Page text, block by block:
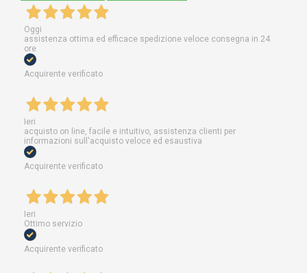
Oggi
assistenza ottima ed efficace spedizione veloce consegna in 24
ore
Acquirente verificato
Ieri
acquisto on line, facile e intuitivo, assistenza clienti per
informazioni sull'acquisto veloce ed esaustiva
Acquirente verificato
Ieri
Ottimo servizio
Acquirente verificato